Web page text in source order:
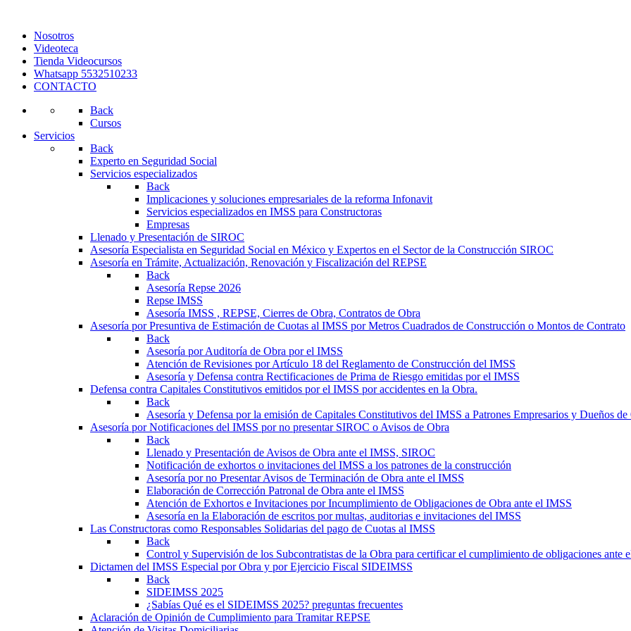
Nosotros
Videoteca
Tienda Videocursos
Whatsapp 5532510233
CONTACTO
Back
Cursos
Servicios
Back
Experto en Seguridad Social
Servicios especializados
Back
Implicaciones y soluciones empresariales de la reforma Infonavit
Servicios especializados en IMSS para Constructoras
Empresas
Llenado y Presentación de SIROC
Asesoría Especialista en Seguridad Social en México y Expertos en el Sector de la Construcción SIROC
Asesoría en Trámite, Actualización, Renovación y Fiscalización del REPSE
Back
Asesoría Repse 2026
Repse IMSS
Asesoría IMSS , REPSE, Cierres de Obra, Contratos de Obra
Asesoría por Presuntiva de Estimación de Cuotas al IMSS por Metros Cuadrados de Construcción o Montos de Contrato
Back
Asesoría por Auditoría de Obra por el IMSS
Atención de Revisiones por Artículo 18 del Reglamento de Construcción del IMSS
Asesoría y Defensa contra Rectificaciones de Prima de Riesgo emitidas por el IMSS
Defensa contra Capitales Constitutivos emitidos por el IMSS por accidentes en la Obra.
Back
Asesoría y Defensa por la emisión de Capitales Constitutivos del IMSS a Patrones Empresarios y Dueños de
Asesoría por Notificaciones del IMSS por no presentar SIROC o Avisos de Obra
Back
Llenado y Presentación de Avisos de Obra ante el IMSS, SIROC
Notificación de exhortos o invitaciones del IMSS a los patrones de la construcción
Asesoría por no Presentar Avisos de Terminación de Obra ante el IMSS
Elaboración de Corrección Patronal de Obra ante el IMSS
Atención de Exhortos e Invitaciones por Incumplimiento de Obligaciones de Obra ante el IMSS
Asesoría en la Elaboración de escritos por multas, auditorias e invitaciones del IMSS
Las Constructoras como Responsables Solidarias del pago de Cuotas al IMSS
Back
Control y Supervisión de los Subcontratistas de la Obra para certificar el cumplimiento de obligaciones ante
Dictamen del IMSS Especial por Obra y por Ejercicio Fiscal SIDEIMSS
Back
SIDEIMSS 2025
¿Sabías Qué es el SIDEIMSS 2025? preguntas frecuentes
Aclaración de Opinión de Cumplimiento para Tramitar REPSE